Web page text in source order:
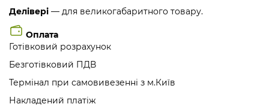
Делівері — для великогабаритного товару.
Оплата
Готівковий розрахунок
Безготівковий ПДВ
Термінал при самовивезенні з м.Київ
Накладений платіж